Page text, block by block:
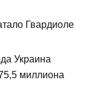
Гвардиоле
Украина
миллиона